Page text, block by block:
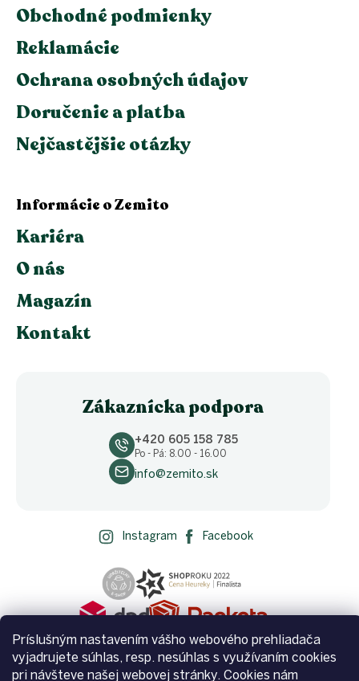
Príslušným nastavením vášho webového prehliadača
vyjadrujete súhlas, resp. nesúhlas s využívaním cookies
pri návšteve našej webovej stránky. Cookies nám
Obchodné podmienky
Reklamácie
Ochrana osobných údajov
Doručenie a platba
Nejčastějšie otázky
Informácie o Zemito
Kariéra
O nás
Magazín
Kontakt
Zákaznícka podpora
+420 605 158 785
Po - Pá: 8.00 - 16.00
info@zemito.sk
Instagram Facebook